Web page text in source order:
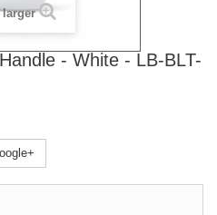
larger
- White - LB-BLT-